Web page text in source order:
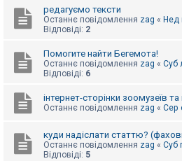
б
д
о
е
редагуємо тексти
Останнє повідомлення zag « Нед
Відповіді: 2
Помогите найти Бегемота!
Останнє повідомлення zag « Суб
Відповіді: 6
інтернет-сторінки зоомузеїв
Останнє повідомлення zag « Сер
куди надіслати статтю?
Останнє повідомлення zag « Суб
Відповіді: 5